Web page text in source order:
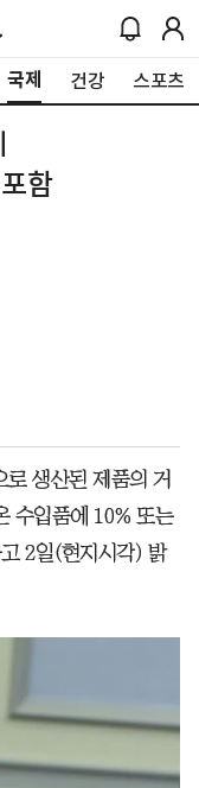
국제 건강 스포츠
함
생산된 제품의 거
수입품에 10% 또는
2일(현지시각) 밝